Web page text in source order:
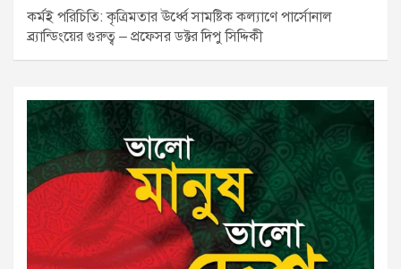
কর্মই পরিচিতি: কৃত্রিমতার ঊর্ধ্বে সামষ্টিক কল্যাণে পার্সোনাল
ব্র্যান্ডিংয়ের গুরুত্ব – প্রফেসর ডক্টর দিপু সিদ্দিকী